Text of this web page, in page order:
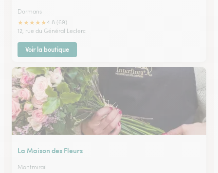
Dormans
★★★★★4.8 (69)
12, rue du Général Leclerc
Voir la boutique
La Maison des Fleurs
Montmirail